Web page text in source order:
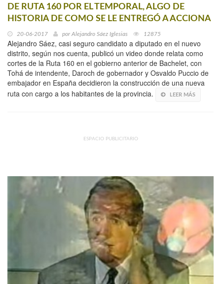
DE RUTA 160 POR EL TEMPORAL, ALGO DE
HISTORIA DE COMO SE LE ENTREGÓ A ACCIONA
20-06-2017 por Alejandro Sáez Iglesias 12875
Alejandro Sáez, casi seguro candidato a diputado en el nuevo
distrito, según nos cuenta, publicó un video donde relata como
cortes de la Ruta 160 en el gobierno anterior de Bachelet, con
Tohá de intendente, Daroch de gobernador y Osvaldo Puccio de
embajador en España decidieron la construcción de una nueva
ruta con cargo a los habitantes de la provincia.
LEER MÁS
ESPACIO PUBLICITARIO